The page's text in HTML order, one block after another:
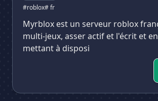
#roblox# fr
Myrblox est un serveur roblox
multi-jeux, asser actif et l'écrit et
mettant à disposi